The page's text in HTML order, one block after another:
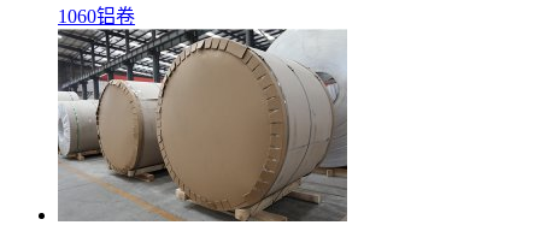
1060铝卷